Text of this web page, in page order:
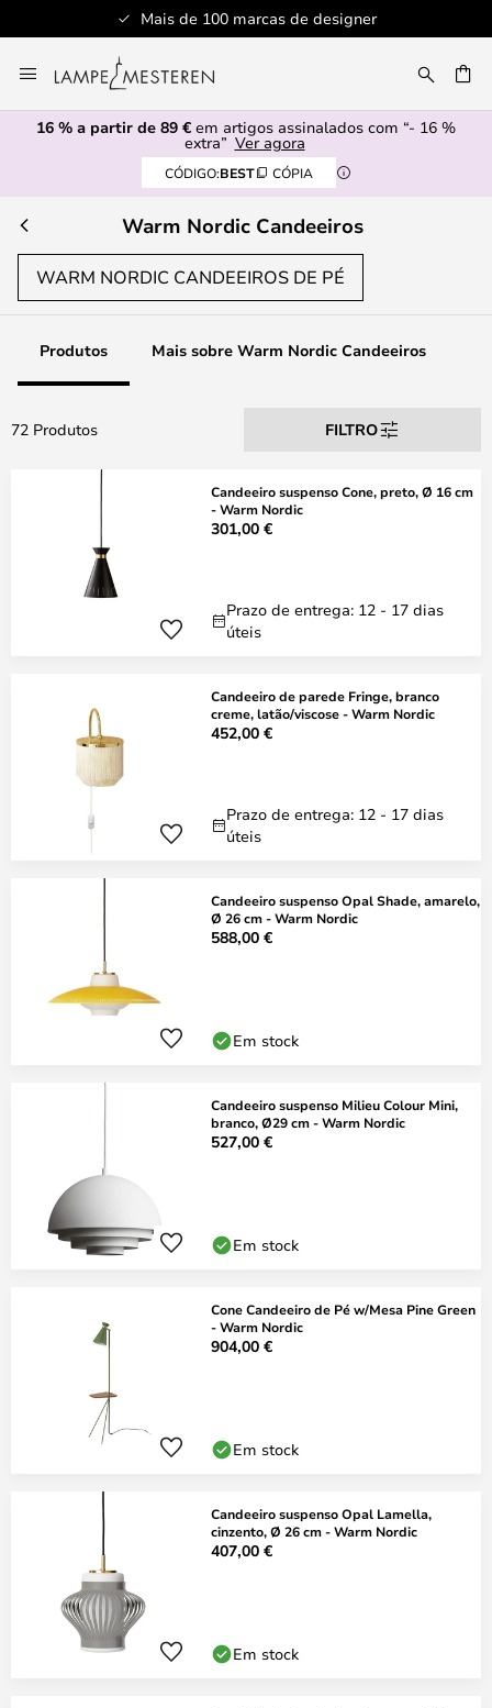
Serviço de atendimento
para
o
Conteúdo
16 % a partir de 89 € em artigos assinalados com “- 16 %
extra” Ver agora
CÓDIGO:BEST CÓPIA
Warm Nordic Candeeiros
WARM NORDIC CANDEEIROS DE PÉ
Produtos Mais sobre Warm Nordic Candeeiros
72 Produtos FILTRO
Candeeiro suspenso Cone, preto, Ø 16 cm
- Warm Nordic
301,00 €
Prazo de entrega: 12 - 17 dias
úteis
Candeeiro de parede Fringe, branco
creme, latão/viscose - Warm Nordic
452,00 €
Prazo de entrega: 12 - 17 dias
úteis
Candeeiro suspenso Opal Shade, amarelo,
Ø 26 cm - Warm Nordic
588,00 €
Em stock
Candeeiro suspenso Milieu Colour Mini,
branco, Ø29 cm - Warm Nordic
527,00 €
Em stock
Cone Candeeiro de Pé w/Mesa Pine Green
- Warm Nordic
904,00 €
Em stock
Candeeiro suspenso Opal Lamella,
cinzento, Ø 26 cm - Warm Nordic
407,00 €
Em stock